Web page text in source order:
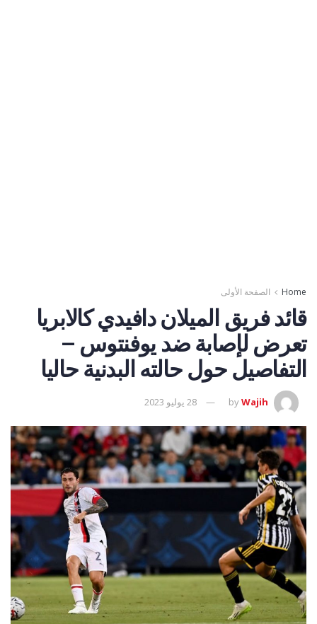
Home الصفحة الأولى
قائد فريق الميلان دافيدي كالابريا
تعرض لإصابة ضد يوفنتوس –
التفاصيل حول حالته البدنية حاليا
byWajih 28 يوليو 2023